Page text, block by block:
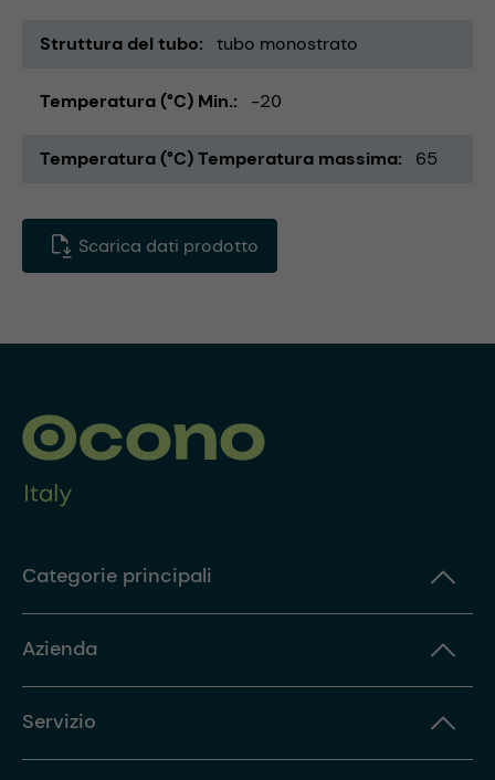
Struttura del tubo tubo monostrato
Temperatura (°C) Min. -20
Temperatura (°C) Temperatura massima 65
Scarica dati prodotto
Categorie principali
Azienda
Servizio